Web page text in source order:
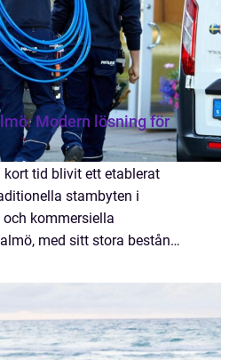
Modern lösning för
kort tid blivit ett etablerat
stambyten i
kommersiella
med sitt stora bestånd